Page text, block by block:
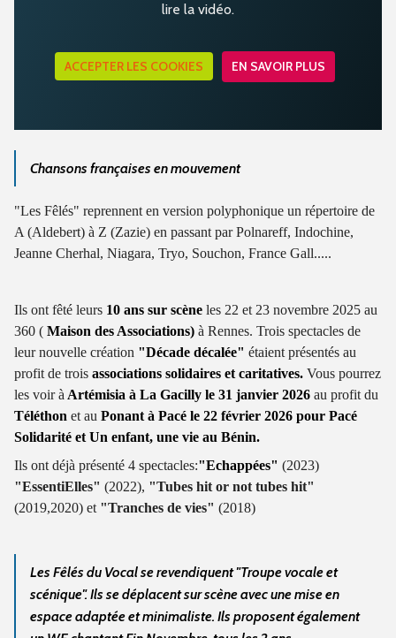
lire la vidéo.
ACCEPTER LES COOKIES EN SAVOIR PLUS
Chansons françaises en mouvement
"Les Fêlés" reprennent en version polyphonique un répertoire de
A (Aldebert) à Z (Zazie) en passant par Polnareff, Indochine,
Jeanne Cherhal, Niagara, Tryo, Souchon, France Gall.....
Ils ont fêté leurs 10 ans sur scène les 22 et 23 novembre 2025 au
360 ( Maison des Associations) à Rennes. Trois spectacles de
leur nouvelle création "Décade décalée" étaient présentés au
profit de trois associations solidaires et caritatives. Vous pourrez
les voir à Artémisia à La Gacilly le 31 janvier 2026 au profit du
Téléthon et au Ponant à Pacé le 22 février 2026 pour Pacé
Solidarité et Un enfant, une vie au Bénin.
Ils ont déjà présenté 4 spectacles:"Echappées" (2023)
"EssentiElles" (2022), "Tubes hit or not tubes hit"
(2019,2020) et "Tranches de vies" (2018)
Les Fêlés du Vocal se revendiquent "Troupe vocale et
scénique". Ils se déplacent sur scène avec une mise en
espace adaptée et minimaliste. Ils proposent également